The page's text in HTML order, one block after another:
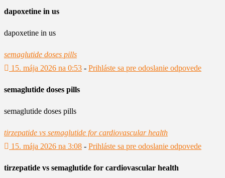
dapoxetine in us
dapoxetine in us
semaglutide doses pills
15. mája 2026 na 0:53 - Prihláste sa pre odoslanie odpovede
semaglutide doses pills
semaglutide doses pills
tirzepatide vs semaglutide for cardiovascular health
15. mája 2026 na 3:08 - Prihláste sa pre odoslanie odpovede
tirzepatide vs semaglutide for cardiovascular health